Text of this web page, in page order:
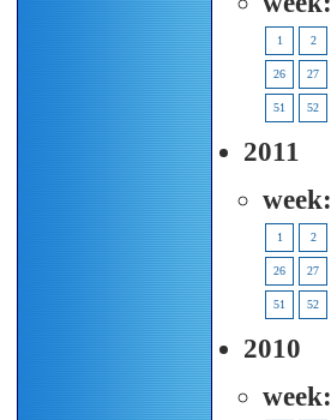
1 2
26 27
51 52
2011
week:
1 2
26 27
51 52
2010
week: